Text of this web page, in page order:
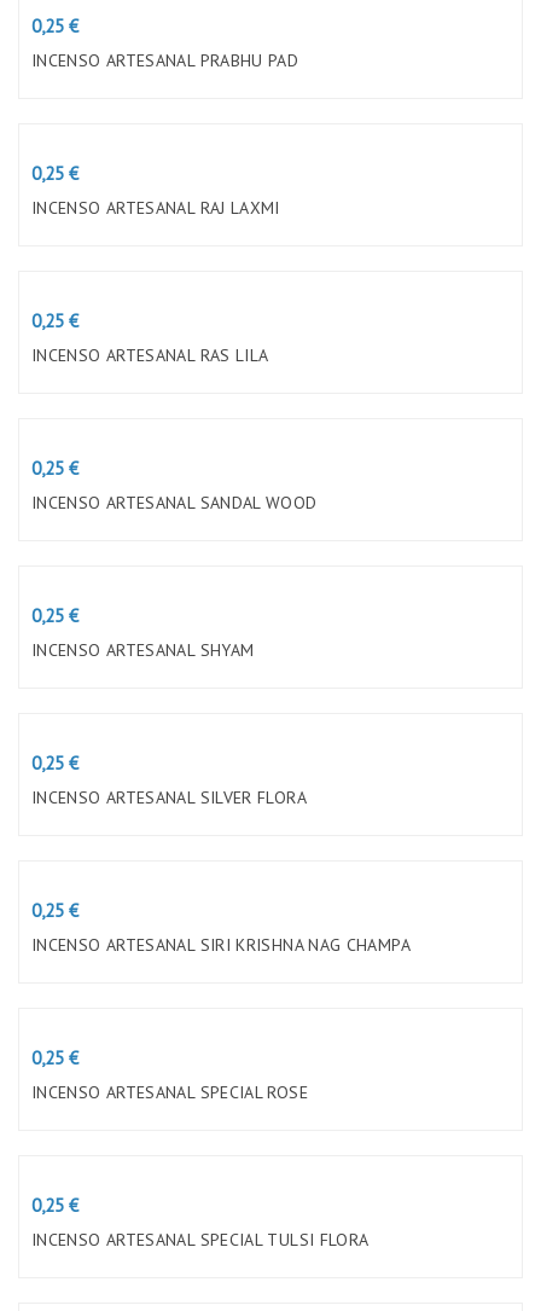
Preço
0,25 €
INCENSO ARTESANAL PRABHU PAD
Preço
0,25 €
INCENSO ARTESANAL RAJ LAXMI
Preço
0,25 €
INCENSO ARTESANAL RAS LILA
Preço
0,25 €
INCENSO ARTESANAL SANDAL WOOD
Preço
0,25 €
INCENSO ARTESANAL SHYAM
Preço
0,25 €
INCENSO ARTESANAL SILVER FLORA
Preço
0,25 €
INCENSO ARTESANAL SIRI KRISHNA NAG CHAMPA
Preço
0,25 €
INCENSO ARTESANAL SPECIAL ROSE
Preço
0,25 €
INCENSO ARTESANAL SPECIAL TULSI FLORA